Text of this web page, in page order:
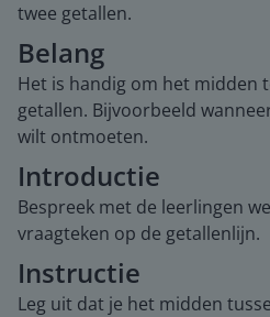
twee getallen.
Belang
Het is handig om het midden
getallen. Bijvoorbeeld
wilt ontmoeten.
Introductie
Bespreek met de leerlingen
vraagteken op de getallenlijn.
Instructie
Leg uit dat je het midden